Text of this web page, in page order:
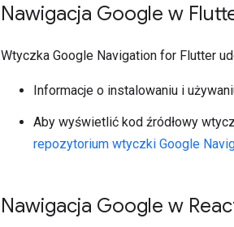
Nawigacja Google w
Wtyczka Google Navigation for Flutter
Informacje o instalowaniu i
Aby wyświetlić kod źródłowy
repozytorium wtyczki Google
Nawigacja Google w